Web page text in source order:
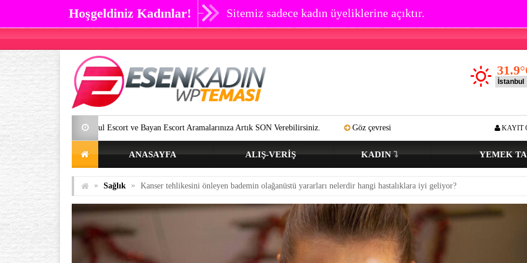
Hoşgeldiniz Kadınlar! Sitemiz sadece kadın üyeliklerine açıktır.
31.9
İstanbul Escort ve Bayan Escort Aramalarınıza Artık SON Verebilirsiniz. Göz çevresi kırışıklık oluşumu kaç yaşında başlar? Açık tenli ve renkli
KAYIT
ANASAYFA ALIŞ-VERIŞ KADIN YEMEK
» Sağlık » Kanser tehlikesini önleyen bademin olağanüstü yararları nelerdir hangi hastalıklara iyi geliyor?